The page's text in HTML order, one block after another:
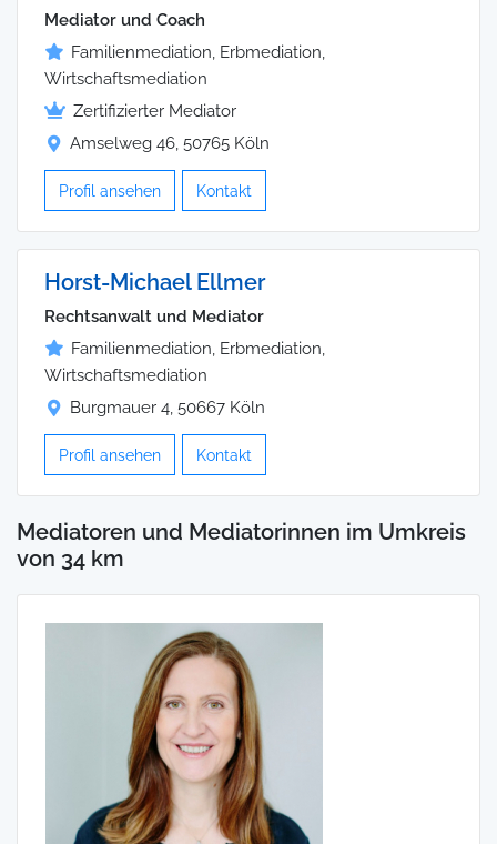
Mediator und Coach
Familienmediation, Erbmediation,
Wirtschaftsmediation
Zertifizierter Mediator
Amselweg 46, 50765 Köln
Profil ansehen Kontakt
Horst-Michael Ellmer
Rechtsanwalt und Mediator
Familienmediation, Erbmediation,
Wirtschaftsmediation
Burgmauer 4, 50667 Köln
Profil ansehen Kontakt
Mediatoren und Mediatorinnen im Umkreis
von 34 km